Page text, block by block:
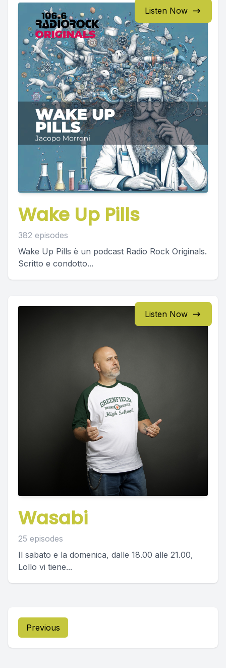
Listen Now
Wake Up Pills
382 episodes
Wake Up Pills è un podcast Radio Rock Originals.
Scritto e condotto...
Listen Now
Wasabi
25 episodes
Il sabato e la domenica, dalle 18.00 alle 21.00,
Lollo vi tiene...
Previous